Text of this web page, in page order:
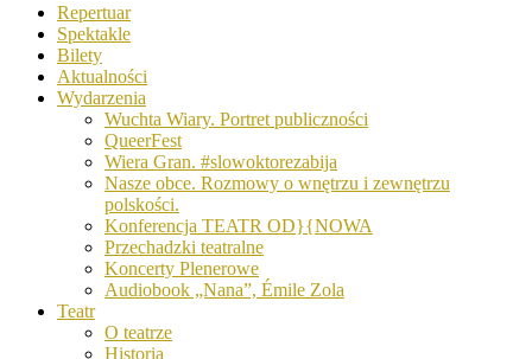
Repertuar
Spektakle
Bilety
Aktualności
Wydarzenia
Wuchta Wiary. Portret publiczności
QueerFest
Wiera Gran. #slowoktorezabija
Nasze obce. Rozmowy o wnętrzu i zewnętrzu
polskości.
Konferencja TEATR OD}{NOWA
Przechadzki teatralne
Koncerty Plenerowe
Audiobook „Nana”, Émile Zola
Teatr
O teatrze
Historia